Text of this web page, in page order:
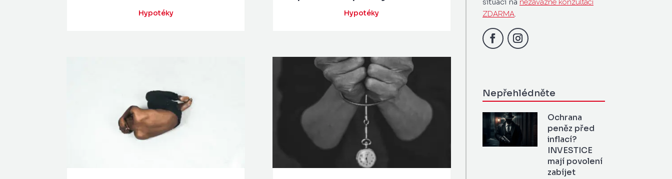
Hypotéky Hypotéky
nezávazné konzultaci
ZDARMA.
Nepřehlédněte
Ochrana
peněz před
inflací?
INVESTICE
mají povolení
zabíjet